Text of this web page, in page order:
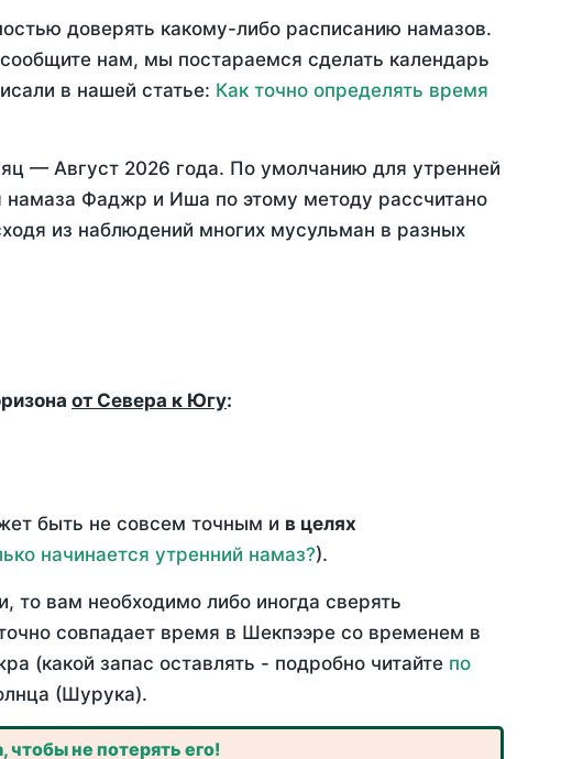
доверять какому-либо расписанию намазов.
нам, мы постараемся сделать календарь
в нашей статье: Как точно определять время
— Август 2026 года. По умолчанию для утренней
намаза Фаджр и Иша по этому методу рассчитано
из наблюдений многих мусульман в разных
от Севера к Югу:
быть не совсем точным и в целях
начинается утренний намаз?).
то вам необходимо либо иногда сверять
совпадает время в Шекпээре со временем в
(какой запас оставлять - подробно читайте по
(Шурука).
не потерять его!